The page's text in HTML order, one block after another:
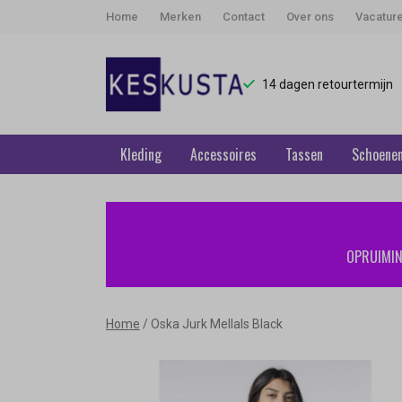
Home Merken Contact Over ons
14 dagen retourtermijn
Kleding Accessoires Tassen Schoenen
Oska
Mellals
Home Oska Jurk Mellals Black